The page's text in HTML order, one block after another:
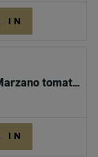
IN
Marmelad på San Marzano tomater (Marrazzo, 350 gr)
IN